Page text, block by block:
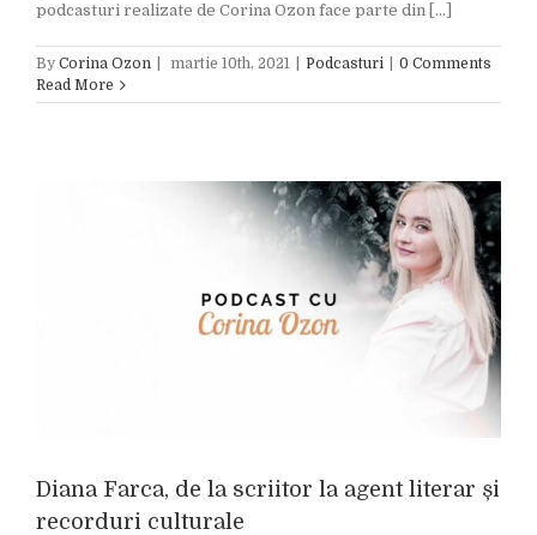
podcasturi realizate de Corina Ozon face parte din [...]
By Corina Ozon martie 10th, 2021 Podcasturi
0 Comments
Read More
Diana Farca, de la scriitor la agent literar și
recorduri culturale